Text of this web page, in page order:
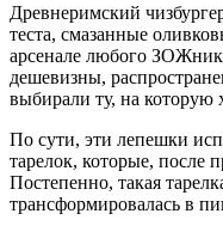
Древнеримский
теста, смазанные
арсенале любого
дешевизны,
выбирали ту, на которую
По сути, эти лепешки
тарелок, которые, после
Постепенно, такая
трансформировалась в